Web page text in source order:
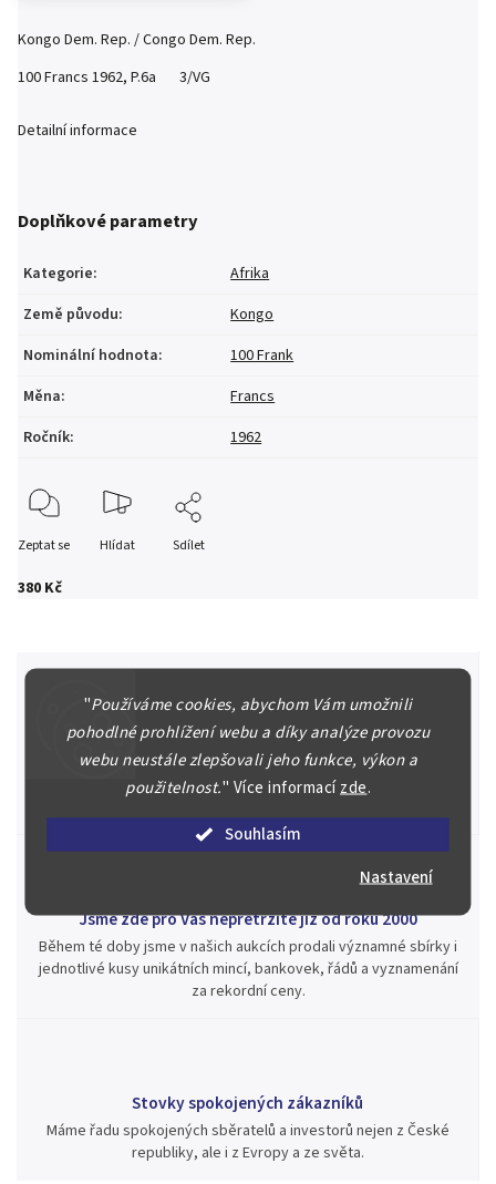
"Používáme cookies, abychom Vám umožnili
pohodlné prohlížení webu a díky analýze provozu
webu neustále zlepšovali jeho funkce, výkon a
použitelnost." Více informacízde.
Souhlasím
Nastavení
380 Kč
Kongo Dem. Rep. / Congo Dem. Rep.
100 Francs 1962, P.6a 3/VG
Detailní informace
Doplňkové parametry
Kategorie:
Afrika
Země původu:
Kongo
Nominální hodnota:
100 Frank
Měna:
Francs
Ročník: 1962
Zeptat se Hlídat Sdílet
Špičkové služby za nejlepší ceny
Náš kolektiv specialistů a znalců se Vám bude plně věnovat.
Posoudíme kvalitu a pravost Vašeho materiálu, prodáme v naší
Jsme zde pro Vás nepřetržitě již od roku 2000
Během té doby jsme v našich aukcích prodali významné sbírky i
jednotlivé kusy unikátních mincí, bankovek, řádů a vyznamenání
za rekordní ceny.
Stovky spokojených zákazníků
Máme řadu spokojených sběratelů a investorů nejen z České
republiky, ale i z Evropy a ze světa.